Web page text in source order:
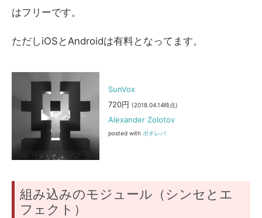
はフリーです。
ただしiOSとAndroidは有料となってます。
SunVox
720円 (2018.04.14時点)
Alexander Zolotov
posted with ポチレバ
組み込みのモジュール（シンセとエ
フェクト）